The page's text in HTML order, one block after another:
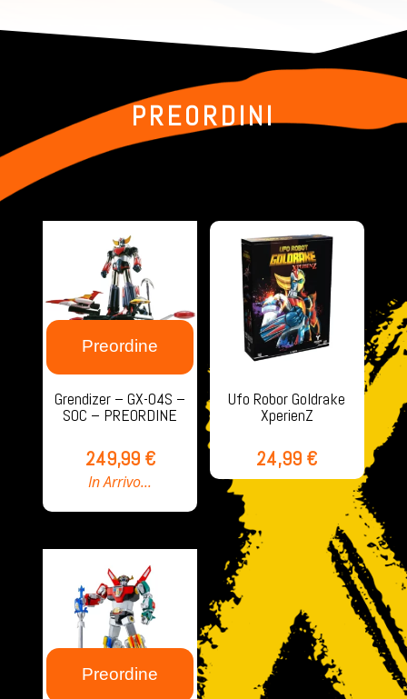
PREORDINI
Preordine
Grendizer – GX-04S –
SOC – PREORDINE
249,99 €
In Arrivo...
Ufo Robor Goldrake
XperienZ
24,99 €
Preordine